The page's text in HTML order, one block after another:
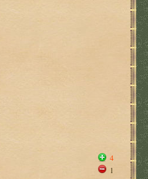
4
1